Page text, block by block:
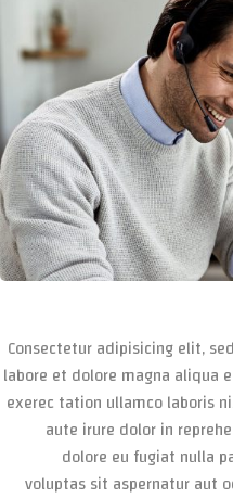
Consectetur adipisicing elit,
labore et dolore magna aliqua
exerec tation ullamco laboris
aute irure dolor in
dolore eu fugiat nulla
voluptas sit aspernatur aut